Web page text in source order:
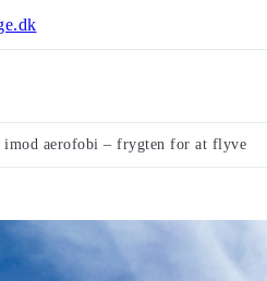
imod aerofobi – frygten for at flyve